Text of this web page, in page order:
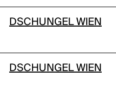
DSCHUNGEL WIEN
DSCHUNGEL WIEN